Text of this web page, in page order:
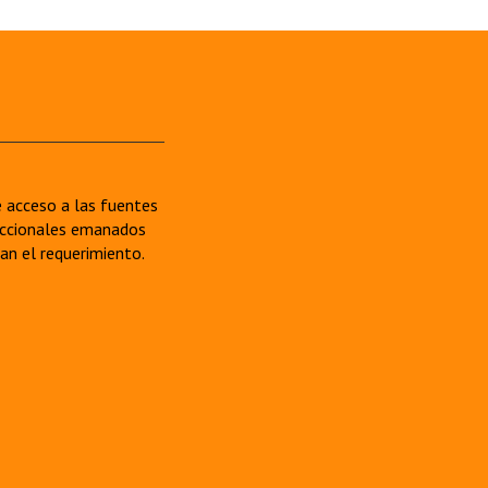
acceso a las fuentes
emanados
el requerimiento.